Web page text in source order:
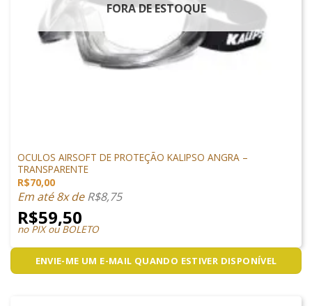
FORA DE ESTOQUE
OCULOS AIRSOFT DE PROTEÇÃO KALIPSO ANGRA –
TRANSPARENTE
R$70,00
Em até 8x deR$8,75
R$59,50
no PIX ou BOLETO
ENVIE-ME UM E-MAIL QUANDO ESTIVER DISPONÍVEL